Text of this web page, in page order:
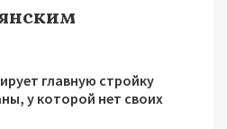
главную стройку
у которой нет своих